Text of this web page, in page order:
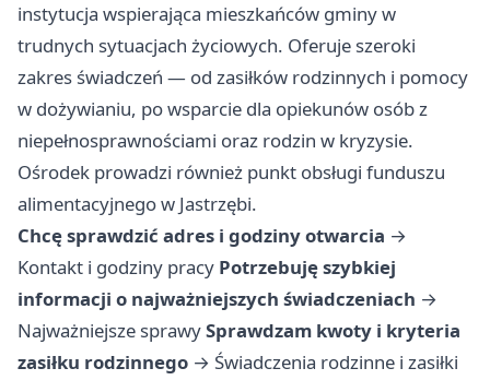
instytucja wspierająca mieszkańców gminy w
trudnych sytuacjach życiowych. Oferuje szeroki
zakres świadczeń — od zasiłków rodzinnych i pomocy
w dożywianiu, po wsparcie dla opiekunów osób z
niepełnosprawnościami oraz rodzin w kryzysie.
Ośrodek prowadzi również punkt obsługi funduszu
alimentacyjnego w Jastrzębi.
Chcę sprawdzić adres i godziny otwarcia →
Kontakt i godziny pracy Potrzebuję szybkiej
informacji o najważniejszych świadczeniach →
Najważniejsze sprawySprawdzam kwoty i kryteria
zasiłku rodzinnego → Świadczenia rodzinne i zasiłki